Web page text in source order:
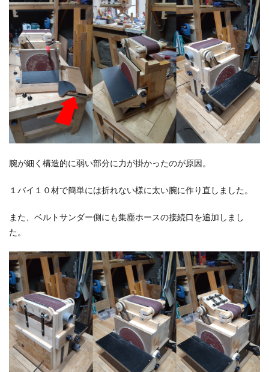
腕が細く構造的に弱い部分に力が掛かったのが原因。
１バイ１０材で簡単には折れない様に太い腕に作り直しました。
また、ベルトサンダー側にも集塵ホースの接続口を追加しまし
た。